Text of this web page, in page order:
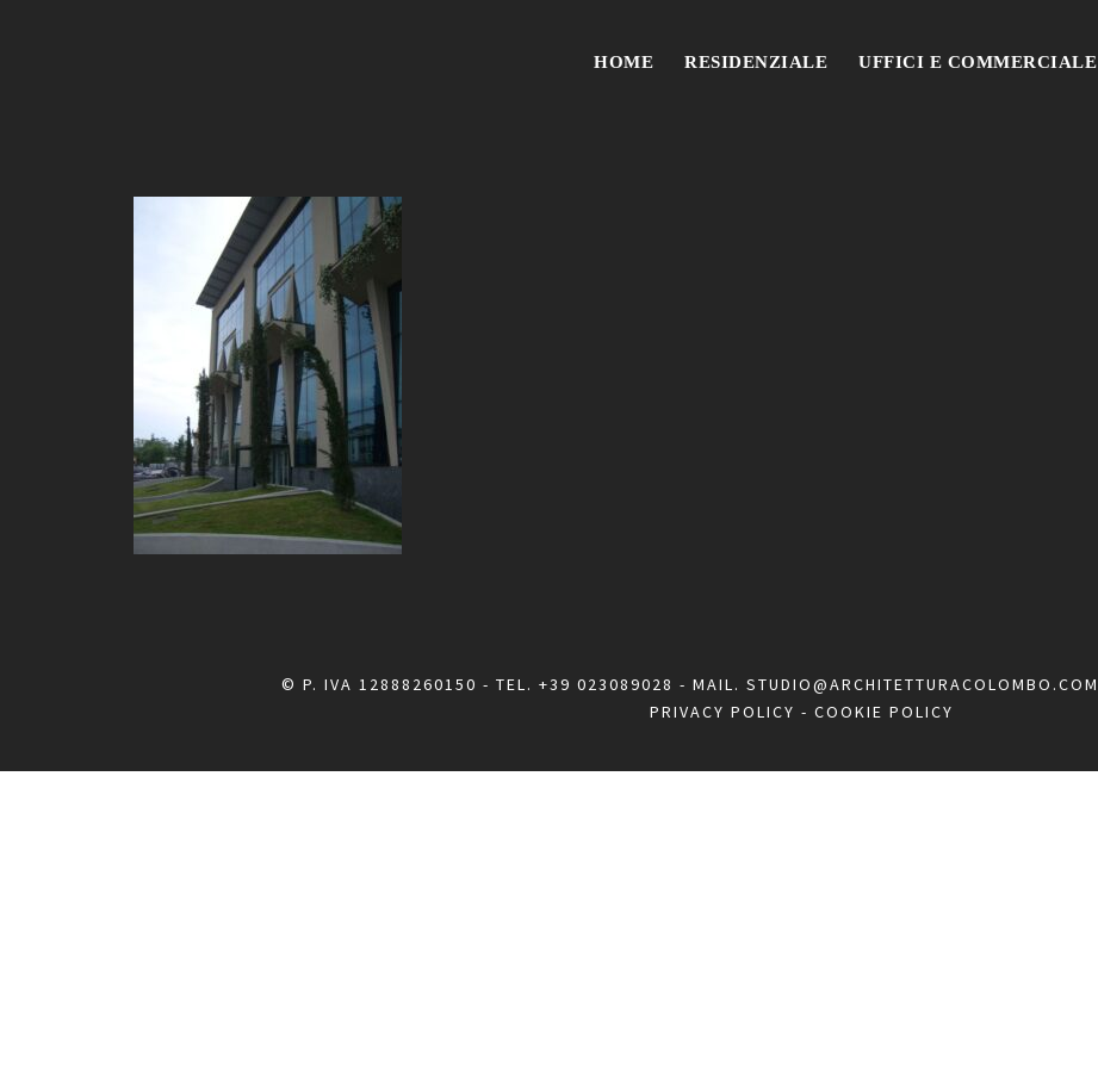
HOME RESIDENZIALE UFFICI E COMMERCIALE
© P. IVA 12888260150 - TEL. +39 023089028 - MAIL. STUDIO@ARCHITETTURACOLOMBO.COM
PRIVACY POLICY - COOKIE POLICY